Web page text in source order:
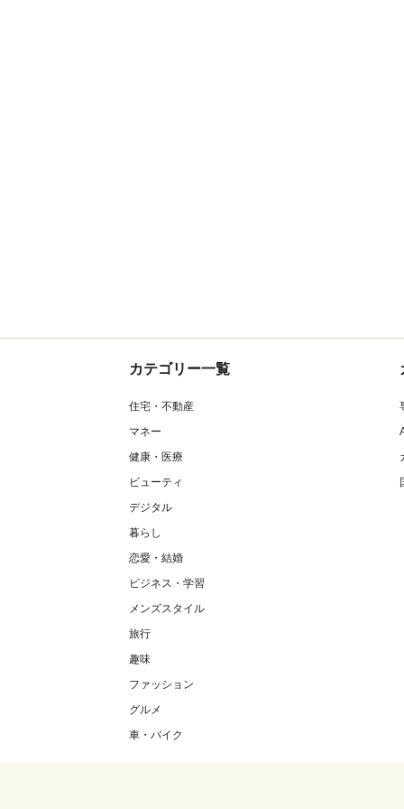
カテゴリー一覧
住宅・不動産
マネー
健康・医療
ビューティ
デジタル
暮らし
恋愛・結婚
ビジネス・学習
メンズスタイル
旅行
趣味
ファッション
グルメ
車・バイク